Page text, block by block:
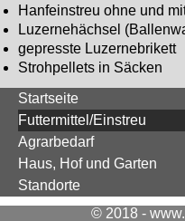
Hanfeinstreu ohne und
Luzernehächsel
gepresste Luzernebrikett
Strohpellets in Säcken
Startseite
Futtermittel/Einstreu
Agrarbedarf
Haus, Hof und Garten
Standorte
© 2018 -